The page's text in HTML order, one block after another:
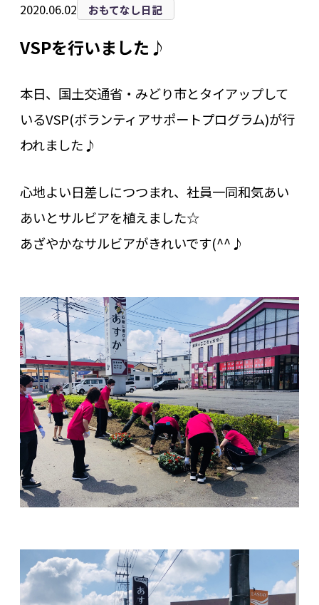
2020.06.02 おもてなし日記
VSPを行いました♪
本日、国土交通省・みどり市とタイアップして
いるVSP(ボランティアサポートプログラム)が行
われました♪
心地よい日差しにつつまれ、社員一同和気あい
あいとサルビアを植えました☆
あざやかなサルビアがきれいです(^^♪